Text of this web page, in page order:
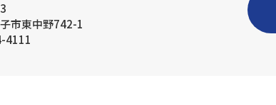
市東中野742-1
4111